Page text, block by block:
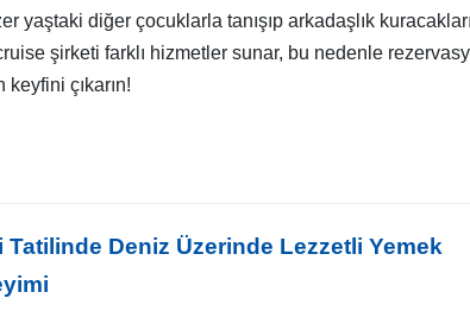
yaştaki diğer çocuklarla tanışıp arkadaşlık
şirketi farklı hizmetler sunar, bu nedenle
çıkarın!
Tatilinde Deniz Üzerinde Lezzetli Yemek